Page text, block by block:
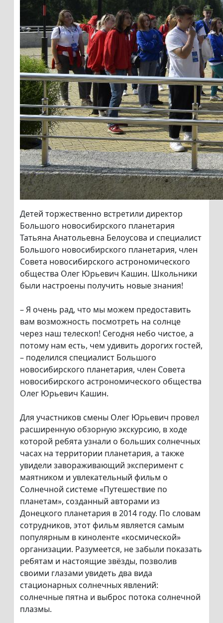
Детей торжественно встретили директор
Большого новосибирского планетария
Татьяна Анатольевна Белоусова и специалист
Большого новосибирского планетария, член
Совета новосибирского астрономического
общества Олег Юрьевич Кашин. Школьники
были настроены получить новые знания!
– Я очень рад, что мы можем предоставить
вам возможность посмотреть на солнце
через наш телескоп! Сегодня небо чистое, а
потому нам есть, чем удивить дорогих гостей,
– поделился специалист Большого
новосибирского планетария, член Совета
новосибирского астрономического общества
Олег Юрьевич Кашин.
Для участников смены Олег Юрьевич провел
расширенную обзорную экскурсию, в ходе
которой ребята узнали о больших солнечных
часах на территории планетария, а также
увидели завораживающий эксперимент с
маятником и увлекательный фильм о
Солнечной системе «Путешествие по
планетам», созданный авторами из
Донецкого планетария в 2014 году. По словам
сотрудников, этот фильм является самым
популярным в киноленте «космической»
организации. Разумеется, не забыли показать
ребятам и настоящие звёзды, позволив
своими глазами увидеть два вида
стационарных солнечных явлений:
солнечные пятна и выброс потока солнечной
плазмы.